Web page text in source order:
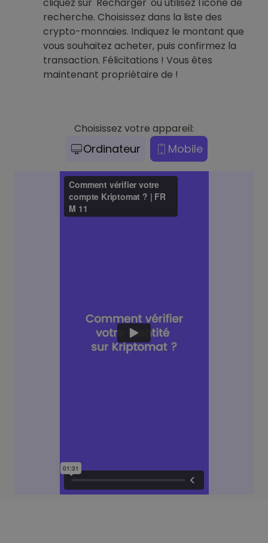
recherche. Choisissez dans la liste des
crypto-monnaies. Indiquez le montant que
vous souhaitez acheter, puis confirmez la
transaction. Félicitations ! Vous êtes
maintenant propriétaire de !
Choisissez votre appareil:
Ordinateur Mobile